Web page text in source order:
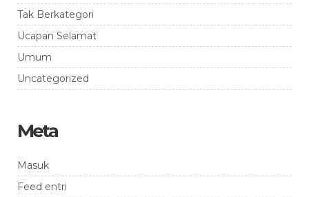
Tak Berkategori
Ucapan Selamat
Umum
Uncategorized
Meta
Masuk
Feed entri